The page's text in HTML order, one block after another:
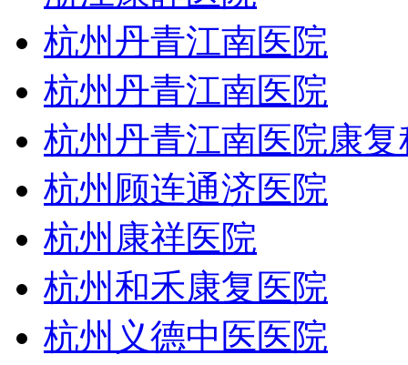
杭州丹青江南医院
杭州丹青江南医院
杭州丹青江南医院康复
杭州顾连通济医院
杭州康祥医院
杭州和禾康复医院
杭州义德中医医院